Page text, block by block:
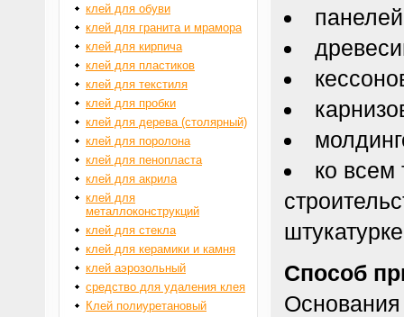
ко
Способ
Основания
клей для обуви
клей для гранита и мрамора
клей для кирпича
клей для пластиков
клей для текстиля
клей для пробки
клей для дерева (столярный)
клей для поролона
клей для пенопласта
клей для акрила
клей для
металлоконструкций
клей для стекла
клей для керамики и камня
клей аэрозольный
средство для удаления клея
Клей полиуретановый